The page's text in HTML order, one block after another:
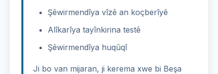
Şêwirmendîya vîzê an koçberîyê
Alîkarîya tayînkirina testê
Şêwirmendîya huqûqî
Ji bo van mijaran, ji kerema xwe bi Beşa